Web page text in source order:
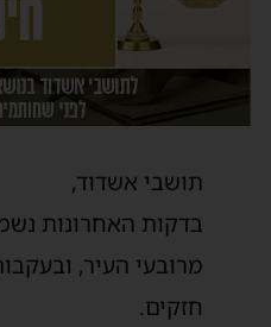
תושבי אשדוד,
בדקות האחרונות
מרובעי העיר,
חזקים.